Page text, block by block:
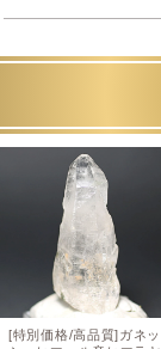
[特別価格/高品質]ガネッ